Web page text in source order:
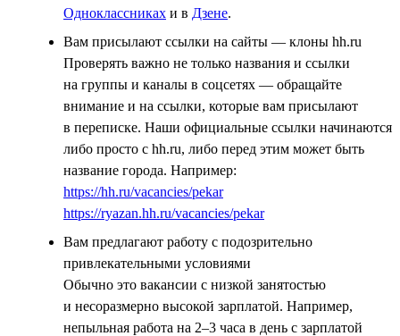
Одноклассниках и в Дзене.
Вам присылают ссылки на сайты — клоны hh.ru
Проверять важно не только названия и ссылки
на группы и каналы в соцсетях — обращайте
внимание и на ссылки, которые вам присылают
в переписке. Наши официальные ссылки начинаются
либо просто с hh.ru, либо перед этим может быть
название города. Например:
https://hh.ru/vacancies/pekar
https://ryazan.hh.ru/vacancies/pekar
Вам предлагают работу с подозрительно
привлекательными условиями
Обычно это вакансии с низкой занятостью
и несоразмерно высокой зарплатой. Например,
непыльная работа на 2–3 часа в день с зарплатой